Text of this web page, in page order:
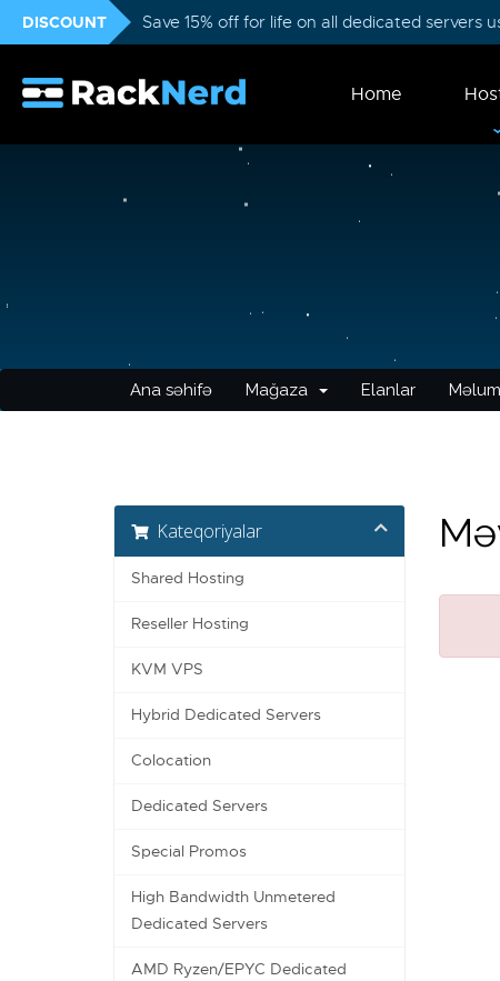
DISCOUNT Save 15% off for life on all dedicated servers
Home
Ana səhifə Mağaza Elanlar
Kateqoriyalar
Shared Hosting
Reseller Hosting
KVM VPS
Hybrid Dedicated Servers
Colocation
Dedicated Servers
Special Promos
High Bandwidth Unmetered
Dedicated Servers
AMD Ryzen/EPYC Dedicated